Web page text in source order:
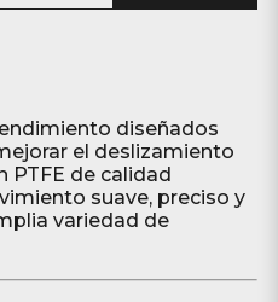
diseñados
el deslizamiento
PTFE de calidad
suave, preciso y
variedad de